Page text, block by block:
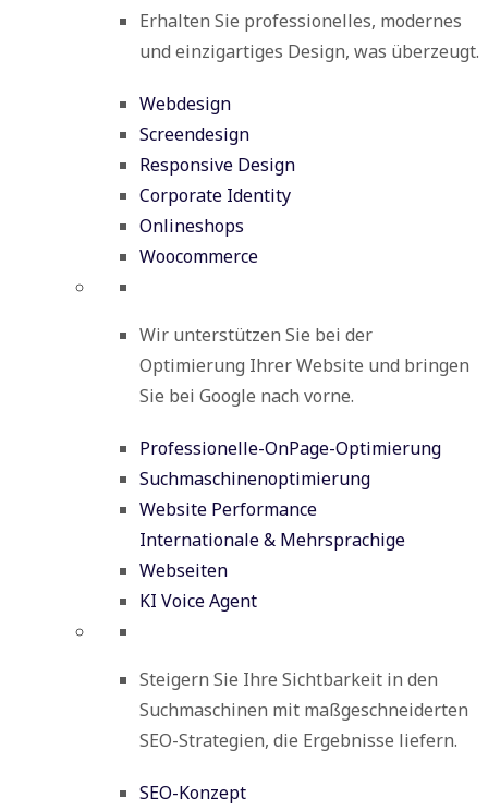
Erhalten Sie professionelles, modernes
und einzigartiges Design, was überzeugt.
Webdesign
Screendesign
Responsive Design
Corporate Identity
Onlineshops
Woocommerce
Wir unterstützen Sie bei der
Optimierung Ihrer Website und bringen
Sie bei Google nach vorne.
Professionelle-OnPage-Optimierung
Suchmaschinenoptimierung
Website Performance
Internationale & Mehrsprachige
Webseiten
KI Voice Agent
Steigern Sie Ihre Sichtbarkeit in den
Suchmaschinen mit maßgeschneiderten
SEO-Strategien, die Ergebnisse liefern.
SEO-Konzept